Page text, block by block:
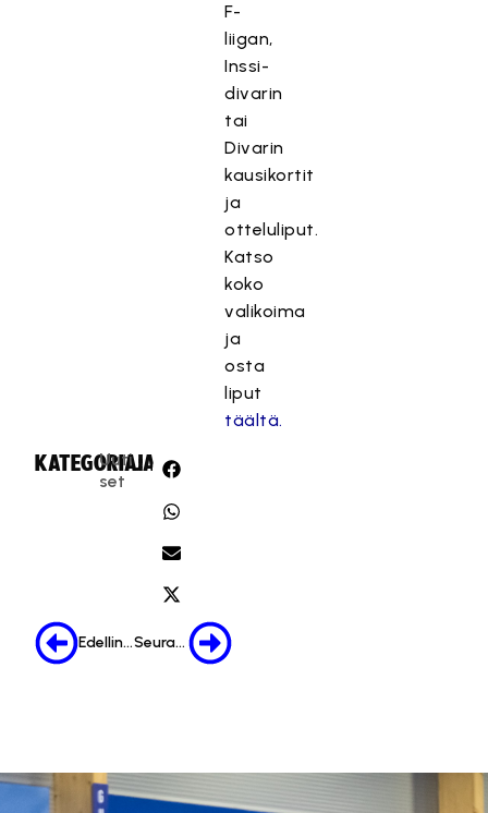
F-
liigan,
Inssi-
divarin
tai
Divarin
kausikortit
ja
otteluliput.
Katso
koko
valikoima
ja
osta
liput
täältä.
KATEGORIA:
Uuti
set
JAA:
Edellinen Seuraava